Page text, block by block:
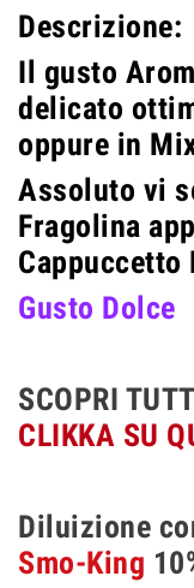
Descrizione:
Il gusto
delicato
oppure in
Assoluto vi
Fragolina
Cappuccetto
Gusto Dolce
SCOPRI
CLIKKA SU
Diluizione
Smo-King